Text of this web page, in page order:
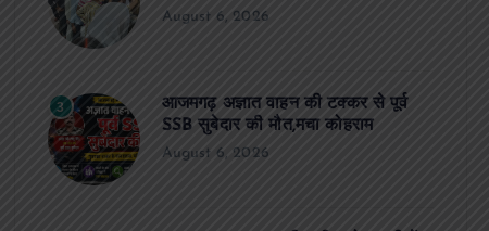
August 6, 2026
3
आजमगढ़ अज्ञात वाहन की टक्कर से पूर्व
SSB सुबेदार की मौत,मचा कोहराम
August 6, 2026